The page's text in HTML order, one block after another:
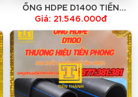
ỐNG HDPE D1400 TIỀN
PHONG -GIÁ TẠI NHÀ MÁY -
HỔ TRỢ VẬN CHUYỂN TOÀN
QUỐC
Giá: 21.546.000đ